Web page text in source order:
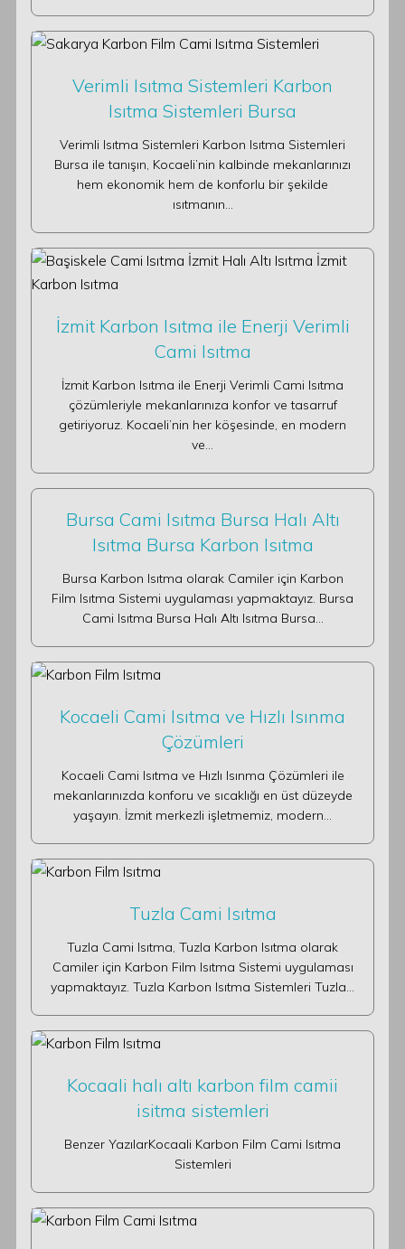
Verimli Isıtma Sistemleri Karbon
Isıtma Sistemleri Bursa
Verimli Isıtma Sistemleri Karbon Isıtma Sistemleri
Bursa ile tanışın, Kocaeli’nin kalbinde mekanlarınızı
hem ekonomik hem de konforlu bir şekilde
ısıtmanın…
İzmit Karbon Isıtma ile Enerji Verimli
Cami Isıtma
İzmit Karbon Isıtma ile Enerji Verimli Cami Isıtma
çözümleriyle mekanlarınıza konfor ve tasarruf
getiriyoruz. Kocaeli’nin her köşesinde, en modern
ve…
Bursa Cami Isıtma Bursa Halı Altı
Isıtma Bursa Karbon Isıtma
Bursa Karbon Isıtma olarak Camiler için Karbon
Film Isıtma Sistemi uygulaması yapmaktayız. Bursa
Cami Isıtma Bursa Halı Altı Isıtma Bursa…
Kocaeli Cami Isıtma ve Hızlı Isınma
Çözümleri
Kocaeli Cami Isıtma ve Hızlı Isınma Çözümleri ile
mekanlarınızda konforu ve sıcaklığı en üst düzeyde
yaşayın. İzmit merkezli işletmemiz, modern…
Tuzla Cami Isıtma
Tuzla Cami Isıtma, Tuzla Karbon Isıtma olarak
Camiler için Karbon Film Isıtma Sistemi uygulaması
yapmaktayız. Tuzla Karbon Isıtma Sistemleri Tuzla…
Kocaali halı altı karbon film camii
isitma sistemleri
Benzer YazılarKocaali Karbon Film Cami Isıtma
Sistemleri